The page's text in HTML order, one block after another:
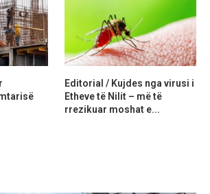
Editorial / Kujdes nga virusi i
Etheve të Nilit – më të
rrezikuar moshat e...